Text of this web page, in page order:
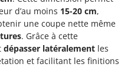
d’au moins 15-20 cm,
une coupe nette même
. Grâce à cette
dépasser latéralement les
et facilitant les finitions